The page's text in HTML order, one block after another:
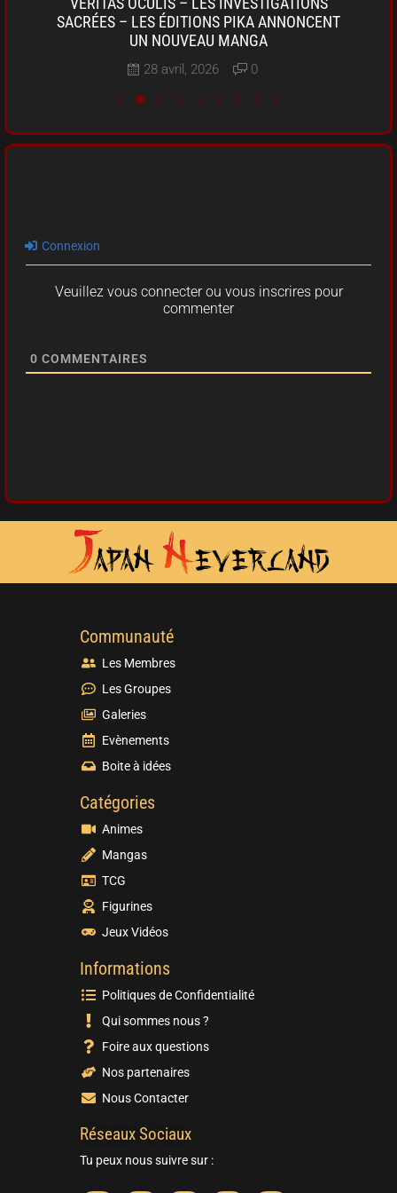
SACRÉES – LES ÉDITIONS PIKA ANNONCENT
UN NOUVEAU MANGA
28 avril, 2026 0
Connexion
Veuillez vous connecter ou vous inscrires pour
commenter
0 COMMENTAIRES
Communauté
Les Membres
Les Groupes
Galeries
Evènements
Boite à idées
Catégories
Animes
Mangas
TCG
Figurines
Jeux Vidéos
Informations
Politiques de Confidentialité
Qui sommes nous ?
Foire aux questions
Nos partenaires
Nous Contacter
Réseaux Sociaux
Tu peux nous suivre sur :